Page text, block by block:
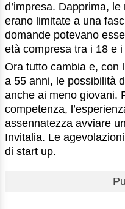
d’impresa. Dapprima,
erano limitate a una
domande potevano
età compresa tra i 18 e i
Ora tutto cambia e, con
a 55 anni, le possibilità
anche ai meno giovani.
competenza,
assennatezza avviare
Invitalia. Le
di start up.